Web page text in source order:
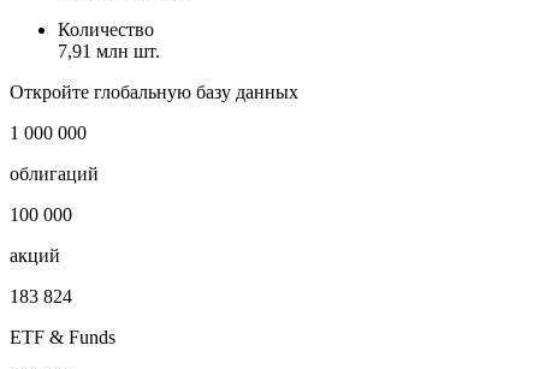
Количество
7,91 млн шт.
Откройте глобальную базу данных
1 000 000
облигаций
100 000
акций
183 824
ETF & Funds